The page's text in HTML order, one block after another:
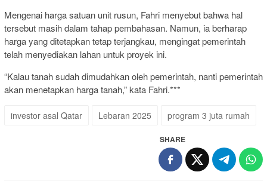
Mengenai harga satuan unit rusun, Fahri menyebut bahwa hal
tersebut masih dalam tahap pembahasan. Namun, ia berharap
harga yang ditetapkan tetap terjangkau, mengingat pemerintah
telah menyediakan lahan untuk proyek ini.
“Kalau tanah sudah dimudahkan oleh pemerintah, nanti pemerintah
akan menetapkan harga tanah,” kata Fahri.***
investor asal Qatar Lebaran 2025 program 3 juta rumah
SHARE